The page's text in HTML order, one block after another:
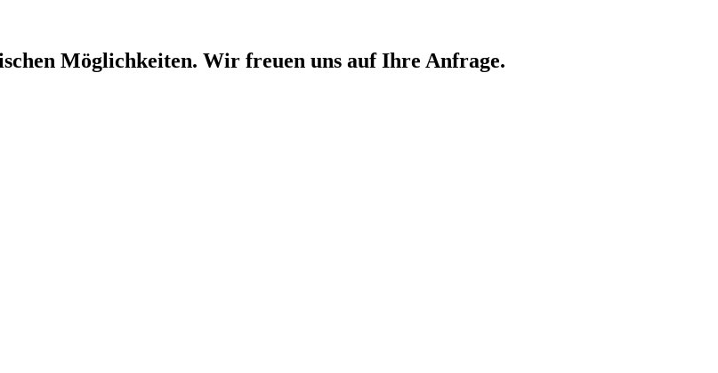
Möglichkeiten. Wir freuen uns auf Ihre Anfrage.